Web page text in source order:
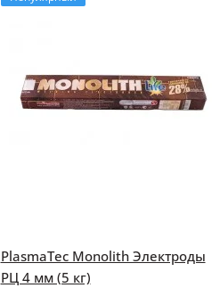
PlasmaTec Monolith Электроды
РЦ 4 мм (5 кг)